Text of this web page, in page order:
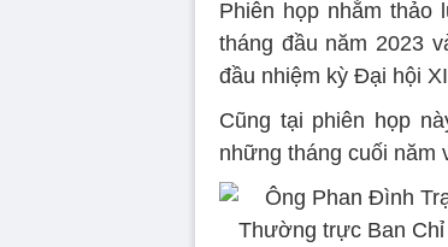
Phiên họp nhằm thảo
tháng đầu năm 2023
đầu nhiệm kỳ Đại hội
Cũng tại phiên họp
những tháng cuối năm